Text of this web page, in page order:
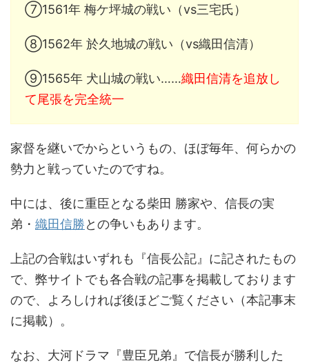
⑦1561年 梅ケ坪城の戦い（vs三宅氏）
⑧1562年 於久地城の戦い（vs織田信清）
⑨1565年 犬山城の戦い……織田信清を追放し
て尾張を完全統一
家督を継いでからというもの、ほぼ毎年、何らかの
勢力と戦っていたのですね。
中には、後に重臣となる柴田 勝家や、信長の実
弟・ 織田信勝との争いもあります。
上記の合戦はいずれも『信長公記』に記されたもの
で、弊サイトでも各合戦の記事を掲載しております
ので、よろしければ後ほどご覧ください（本記事末
に掲載）。
なお、大河ドラマ『豊臣兄弟』で信長が勝利した